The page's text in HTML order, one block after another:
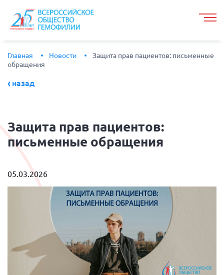
Главная Новости
Защита прав пациентов: письменные
обращения
назад
Защита прав пациентов:
письменные обращения
05.03.2026